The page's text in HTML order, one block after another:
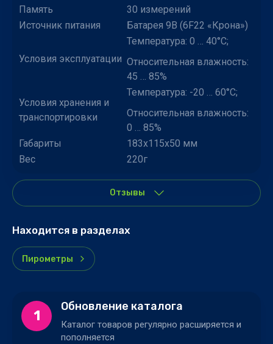
Память
30 измерений
Источник питания
Батарея 9В (6F22 «Крона»)
Условия эксплуатации
Температура: 0 … 40°С;
Относительная влажность:
45 … 85%
Условия хранения и
транспортировки
Температура: -20 … 60°С;
Относительная влажность:
0 … 85%
Габариты
183x115x50 мм
Вес
220г
Отзывы
Находится в разделах
Пирометры
1
Обновление каталога
Каталог товаров регулярно расширяется и
пополняется